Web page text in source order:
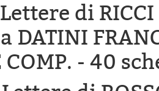
di
DATINI
COMP. - 40